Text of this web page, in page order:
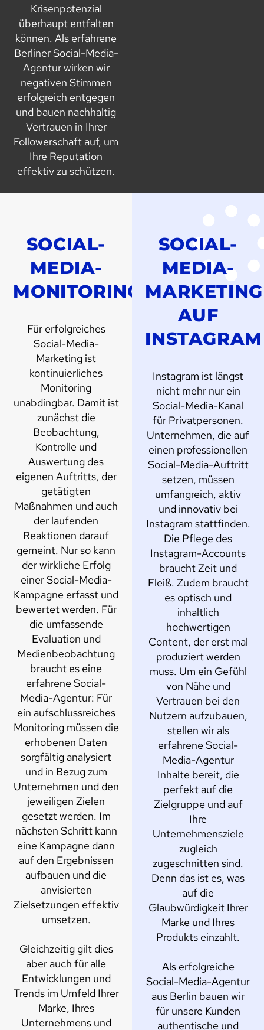
Krisenpotenzial
überhaupt entfalten
können. Als erfahrene
Berliner Social-Media-
Agentur wirken wir
negativen Stimmen
erfolgreich entgegen
und bauen nachhaltig
Vertrauen in Ihrer
Followerschaft auf, um
Ihre Reputation
effektiv zu schützen.
SOCIAL-
MEDIA-
MONITORING
Für erfolgreiches
Social-Media-
Marketing ist
kontinuierliches
Monitoring
unabdingbar. Damit ist
zunächst die
Beobachtung,
Kontrolle und
Auswertung des
eigenen Auftritts, der
getätigten
Maßnahmen und auch
der laufenden
Reaktionen darauf
gemeint. Nur so kann
der wirkliche Erfolg
einer Social-Media-
Kampagne erfasst und
bewertet werden. Für
die umfassende
Evaluation und
Medienbeobachtung
braucht es eine
erfahrene Social-
Media-Agentur: Für
ein aufschlussreiches
Monitoring müssen die
erhobenen Daten
sorgfältig analysiert
und in Bezug zum
Unternehmen und den
jeweiligen Zielen
gesetzt werden. Im
nächsten Schritt kann
eine Kampagne dann
auf den Ergebnissen
aufbauen und die
anvisierten
Zielsetzungen effektiv
umsetzen.
Gleichzeitig gilt dies
aber auch für alle
Entwicklungen und
Trends im Umfeld Ihrer
Marke, Ihres
Unternehmens und
SOCIAL-
MEDIA-
MARKETING
AUF
INSTAGRAM
Instagram ist längst
nicht mehr nur ein
Social-Media-Kanal
für Privatpersonen.
Unternehmen, die auf
einen professionellen
Social-Media-Auftritt
setzen, müssen
umfangreich, aktiv
und innovativ bei
Instagram stattfinden.
Die Pflege des
Instagram-Accounts
braucht Zeit und
Fleiß. Zudem braucht
es optisch und
inhaltlich
hochwertigen
Content, der erst mal
produziert werden
muss. Um ein Gefühl
von Nähe und
Vertrauen bei den
Nutzern aufzubauen,
stellen wir als
erfahrene Social-
Media-Agentur
Inhalte bereit, die
perfekt auf die
Zielgruppe und auf
Ihre
Unternehmensziele
zugleich
zugeschnitten sind.
Denn das ist es, was
auf die
Glaubwürdigkeit Ihrer
Marke und Ihres
Produkts einzahlt.
Als erfolgreiche
Social-Media-Agentur
aus Berlin bauen wir
für unsere Kunden
authentische und